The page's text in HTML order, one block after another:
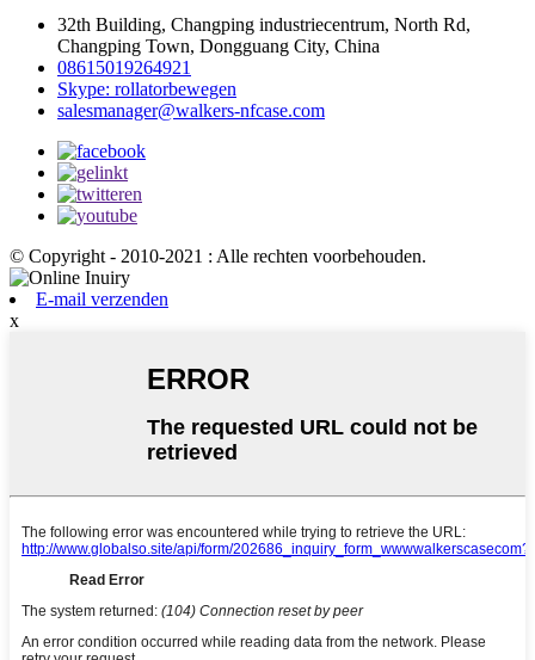
32th Building, Changping industriecentrum, North Rd,
Changping Town, Dongguang City, China
08615019264921
Skype: rollatorbewegen
salesmanager@walkers-nfcase.com
© Copyright - 2010-2021 : Alle rechten voorbehouden.
E-mail verzenden
x